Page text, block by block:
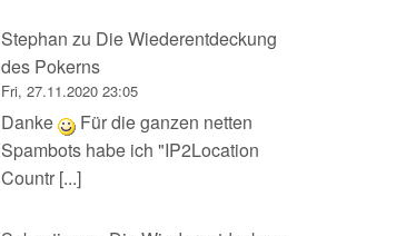
Stephan zu Die Wiederentdeckung
des Pokerns
Fri, 27.11.2020 23:05
Danke
Für die ganzen netten
Spambots habe ich "IP2Location
Countr [...]